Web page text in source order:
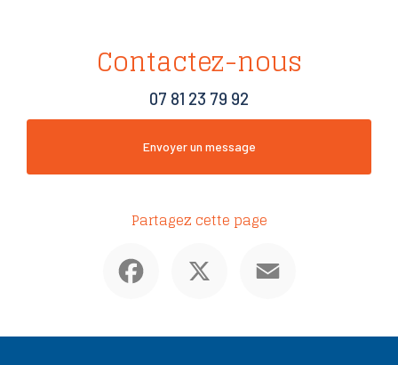
Contactez-nous
07 81 23 79 92
Envoyer un message
Partagez cette page